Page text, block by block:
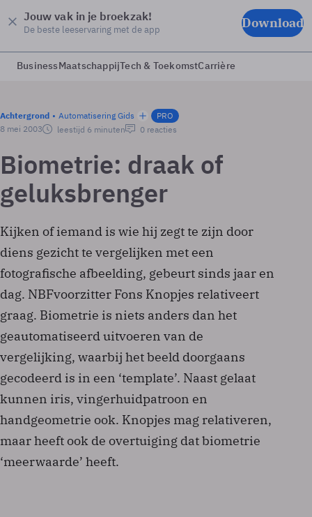
Jouw vak in je broekzak!
De beste leeservaring met de app Download
BusinessMaatschappijTech & ToekomstCarrière
Achtergrond Automatisering Gids
PRO
8 mei 2003
leestijd 6 minuten 0 reacties
Biometrie: draak of
geluksbrenger
Kijken of iemand is wie hij zegt te zijn door
diens gezicht te vergelijken met een
fotografische afbeelding, gebeurt sinds jaar en
dag. NBF­voorzitter Fons Knopjes relativeert
graag. Biometrie is niets anders dan het
geautomatiseerd uitvoeren van de
vergelijking, waarbij het beeld doorgaans
gecodeerd is in een ‘template’. Naast gelaat
kunnen iris, vingerhuidpatroon en
handgeometrie ook. Knopjes mag relativeren,
maar heeft ook de overtuiging dat biometrie
‘meerwaarde’ heeft.